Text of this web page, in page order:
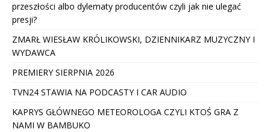
przeszłości albo dylematy producentów czyli jak nie ulegać
presji?
ZMARŁ WIESŁAW KRÓLIKOWSKI, DZIENNIKARZ MUZYCZNY I
WYDAWCA
PREMIERY SIERPNIA 2026
TVN24 STAWIA NA PODCASTY I CAR AUDIO
KAPRYS GŁÓWNEGO METEOROLOGA CZYLI KTOŚ GRA Z
NAMI W BAMBUKO